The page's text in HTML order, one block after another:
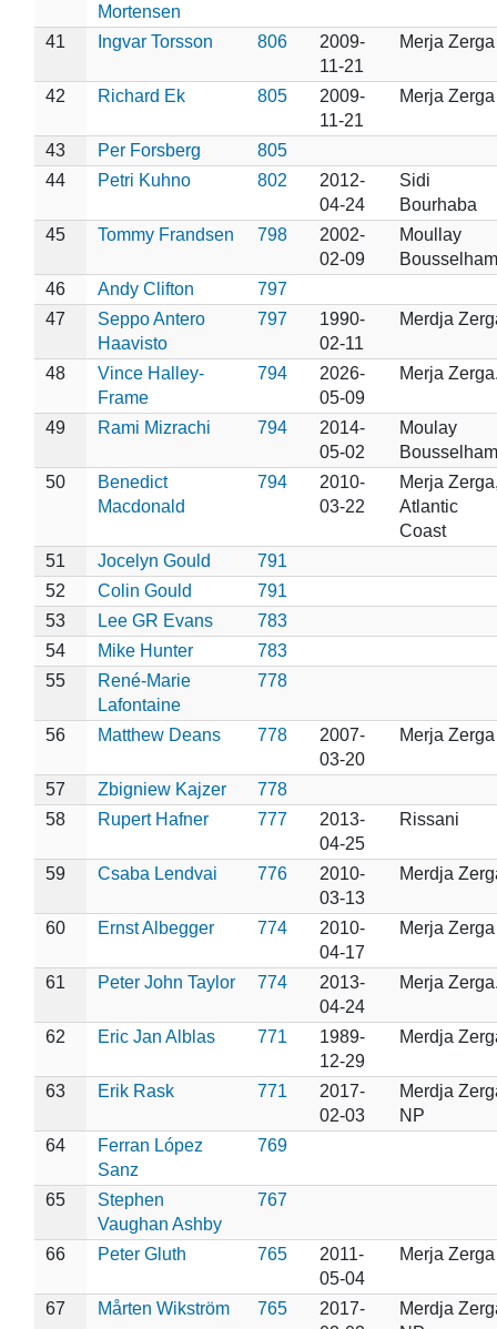
Mortensen
41 Ingvar Torsson 806
2009-
11-21
Merja Zerga
42 Richard Ek 805
2009-
11-21
Merja Zerga
43 Per Forsberg
805
44
Petri Kuhno 802
2012-
04-24
Sidi
Bourhaba
45
Tommy Frandsen 798
2002-
02-09
Moullay
Bousselham
46
Andy Clifton
797
47
Seppo Antero
Haavisto
797
1990-
02-11
Merdja
48
Vince Halley-
Frame
794
2026-
05-09
Merja
49 Rami Mizrachi 794
2014-
05-02
Moulay
Bousselham
50
Benedict
Macdonald
794
2010-
03-22
Merja
Atlantic
Coast
51
Jocelyn Gould
791
52
Colin Gould
791
53
Lee GR Evans
783
54
Mike Hunter
783
55
René-Marie
Lafontaine
778
56 Matthew Deans 778
2007-
03-20
Merja Zerga
57 Zbigniew Kajzer
778
58
Rupert Hafner 777
2013-
04-25
Rissani
59 Csaba Lendvai 776
2010-
03-13
Merdja
60 Ernst Albegger 774
2010-
04-17
Merja Zerga
61 Peter John Taylor 774
2013-
04-24
Merja
62 Eric Jan Alblas 771
1989-
12-29
Merdja
63 Erik Rask 771
2017-
02-03
Merdja
NP
64
Ferran López
Sanz
769
65
Stephen
Vaughan Ashby
767
66 Peter Gluth 765
2011-
05-04
Merja Zerga
67 Mårten Wikström 765
2017-
Merdja